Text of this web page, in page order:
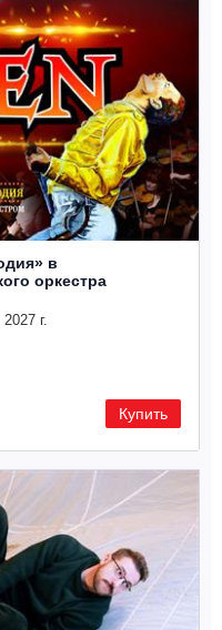
в
оркестра
г.
Купить